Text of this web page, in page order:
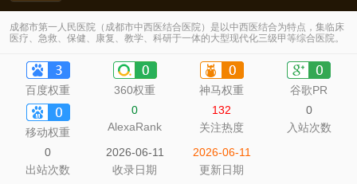
成都市第一人民医院（成都市中西医结合医院）是以中西医结合为特点，集临床
医疗、急救、保健、康复、教学、科研于一体的大型现代化三级甲等综合医院。
百度权重 360权重 神马权重 谷歌PR
移动权重
0
AlexaRank
132
关注热度
0
入站次数
0
出站次数
2026-06-11
收录日期
2026-06-11
更新日期